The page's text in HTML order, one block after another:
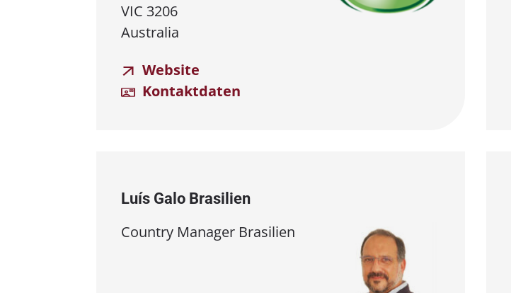
VIC 3206
Australia
Website
Kontaktdaten
Luís Galo Brasilien
Country Manager Brasilien